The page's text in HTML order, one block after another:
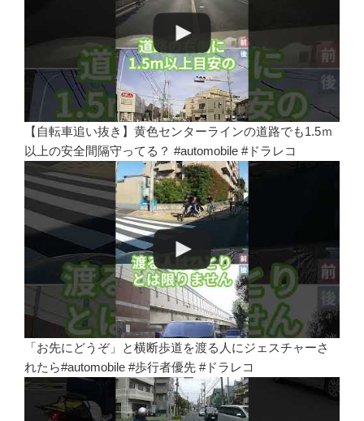
【自転車追い抜き】黄色センターラインの道路でも1.5ｍ
以上の安全間隔守ってる？ #automobile #ドラレコ
「お先にどうぞ」と横断歩道を渡る人にジェスチャーさ
れたら#automobile #歩行者優先 #ドラレコ